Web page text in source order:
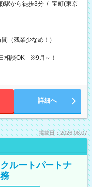
)駅から徒歩3分 / 宝町(東京
（残業少なめ！）
相談OK ※9月～！
詳細へ
掲載日：2026.08.07
ルートパートナ